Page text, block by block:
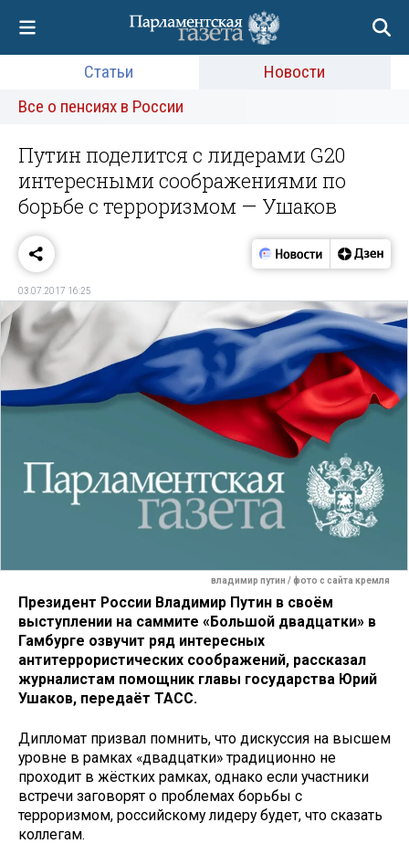
Статьи
Новости
Все о пенсиях в России
Путин поделится с лидерами G20
интересными соображениями по
борьбе с терроризмом — Ушаков
03.07.2017 16:25
владимир путин / фото с сайта кремля
Президент России Владимир Путин в своём
выступлении на саммите «Большой двадцатки» в
Гамбурге озвучит ряд интересных
антитеррористических соображений, рассказал
журналистам помощник главы государства Юрий
Ушаков, передаёт ТАСС.
Дипломат призвал помнить, что дискуссия на высшем
уровне в рамках «двадцатки» традиционно не
проходит в жёстких рамках, однако если участники
встречи заговорят о проблемах борьбы с
терроризмом, российскому лидеру будет, что сказать
коллегам.